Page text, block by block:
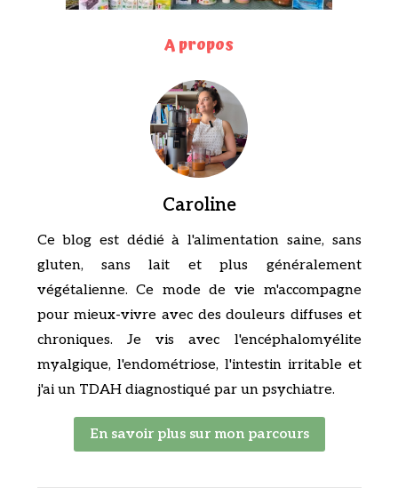
A propos
Caroline
Ce blog est dédié à l'alimentation saine, sans
gluten, sans lait et plus généralement
végétalienne. Ce mode de vie m'accompagne
pour mieux-vivre avec des douleurs diffuses et
chroniques. Je vis avec l'encéphalomyélite
myalgique, l'endométriose, l'intestin irritable et
j'ai un TDAH diagnostiqué par un psychiatre.
En savoir plus sur mon parcours